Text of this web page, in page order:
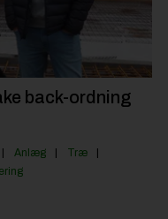
back-ordning
Anlæg
Træ